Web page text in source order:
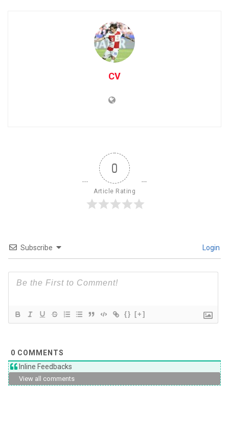
CV
0
Article Rating
Subscribe Login
{} [+]
0 COMMENTS
Inline Feedbacks
View all comments